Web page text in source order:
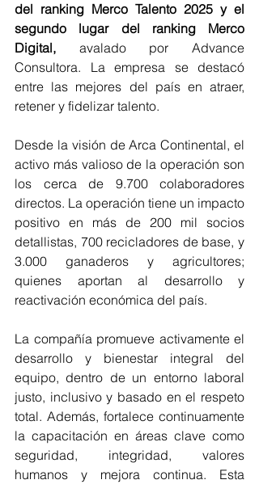
del ranking Merco Talento 2025 y el
segundo lugar del ranking Merco
Digital, avalado por Advance
Consultora. La empresa se destacó
entre las mejores del país en atraer,
retener y fidelizar talento.
Desde la visión de Arca Continental, el
activo más valioso de la operación son
los cerca de 9.700 colaboradores
directos. La operación tiene un impacto
positivo en más de 200 mil socios
detallistas, 700 recicladores de base, y
3.000 ganaderos y agricultores;
quienes aportan al desarrollo y
reactivación económica del país.
La compañía promueve activamente el
desarrollo y bienestar integral del
equipo, dentro de un entorno laboral
justo, inclusivo y basado en el respeto
total. Además, fortalece continuamente
la capacitación en áreas clave como
seguridad, integridad, valores
humanos y mejora continua. Esta